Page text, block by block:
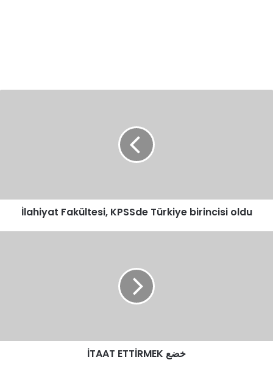
İlahiyat Fakültesi, KPSSde Türkiye birincisi oldu
İTAAT ETTİRMEK خضع